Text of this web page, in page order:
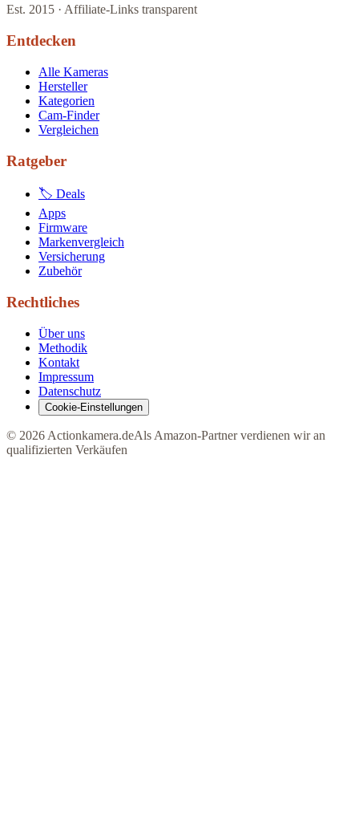
Est. 2015 · Affiliate-Links transparent
Entdecken
Alle Kameras
Hersteller
Kategorien
Cam-Finder
Vergleichen
Ratgeber
🏷 Deals
Apps
Firmware
Markenvergleich
Versicherung
Zubehör
Rechtliches
Über uns
Methodik
Kontakt
Impressum
Datenschutz
Cookie-Einstellungen
© 2026 Actionkamera.deAls Amazon-Partner verdienen wir an
qualifizierten Verkäufen